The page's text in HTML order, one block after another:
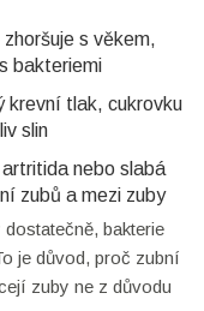
s věkem,
bakteriemi
krevní tlak, cukrovku
slin
artritida nebo slabá
zubů a mezi zuby
bakterie
je důvod, proč zubní
zuby ne z důvodu